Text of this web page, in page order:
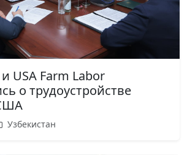
USA Farm Labor
о трудоустройстве
Узбекистан